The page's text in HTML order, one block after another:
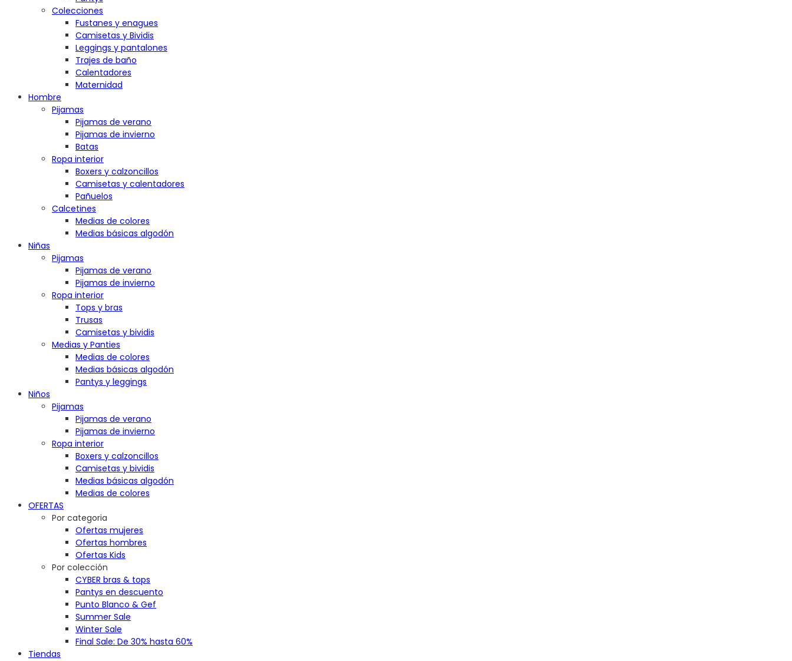
Colecciones
Fustanes y enagues
Camisetas y Bividis
Leggings y pantalones
Trajes de baño
Calentadores
Maternidad
Hombre
Pijamas
Pijamas de verano
Pijamas de invierno
Batas
Ropa interior
Boxers y calzoncillos
Camisetas y calentadores
Pañuelos
Calcetines
Medias de colores
Medias básicas algodón
Niñas
Pijamas
Pijamas de verano
Pijamas de invierno
Ropa interior
Tops y bras
Trusas
Camisetas y bividis
Medias y Panties
Medias de colores
Medias básicas algodón
Pantys y leggings
Niños
Pijamas
Pijamas de verano
Pijamas de invierno
Ropa interior
Boxers y calzoncillos
Camisetas y bividis
Medias básicas algodón
Medias de colores
OFERTAS
Por categoria
Ofertas mujeres
Ofertas hombres
Ofertas Kids
Por colección
CYBER bras & tops
Pantys en descuento
Punto Blanco & Gef
Summer Sale
Winter Sale
Final Sale: De 30% hasta 60%
Tiendas